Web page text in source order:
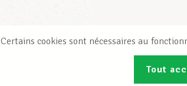
Certains cookies sont nécessaires au
Tout